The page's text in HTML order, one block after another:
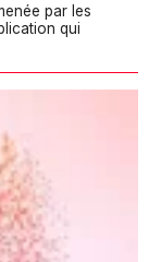
par les
qui